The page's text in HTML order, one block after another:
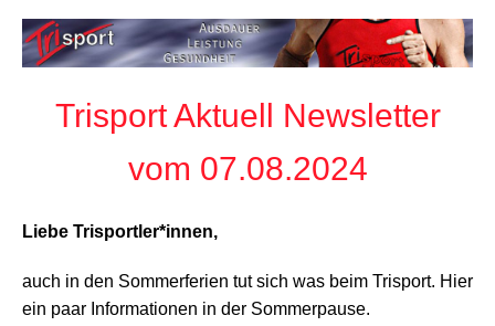
Trisport Aktuell Newsletter
vom 07.08.2024
Liebe Trisportler*innen,
auch in den Sommerferien tut sich was beim Trisport. Hier
ein paar Informationen in der Sommerpause.